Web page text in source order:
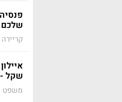
שלכם
קריירה
שקל -
משפט